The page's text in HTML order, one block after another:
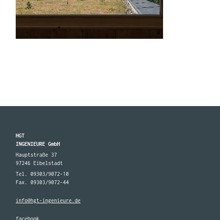
HGT
INGENIEURE GmbH
Hauptstraße 37
97246 Eibelstadt
Tel. 09303/9072-10
Fax. 09303/9072-44
info@hgt-ingenieure.de
facebook